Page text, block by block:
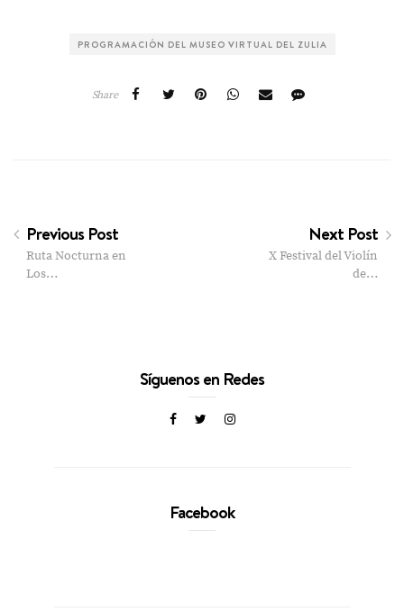
PROGRAMACIÓN DEL MUSEO VIRTUAL DEL ZULIA
Share
Previous Post
Ruta Nocturna en
Los…
Next Post
X Festival del Violín
de…
Síguenos en Redes
Facebook